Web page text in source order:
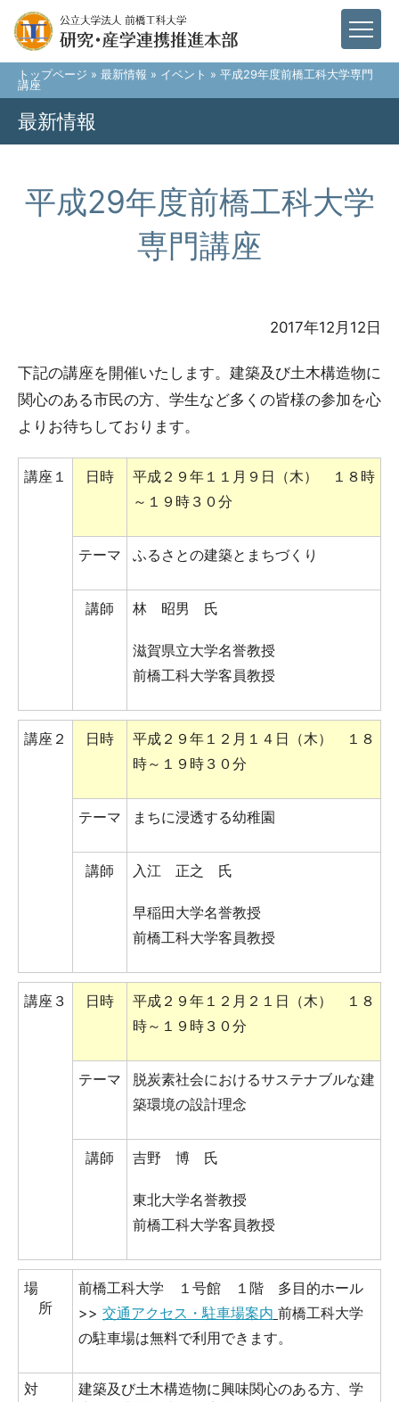
トップページ » 最新情報 » イベント » 平成29年度前橋工科大学専門
講座
最新情報
平成29年度前橋工科大学
専門講座
2017年12月12日
下記の講座を開催いたします。建築及び土木構造物に
関心のある市民の方、学生など多くの皆様の参加を心
よりお待ちしております。
講座１ 日時
平成２９年１１月９日（木） １８時
～１９時３０分
テーマ ふるさとの建築とまちづくり
講師 林 昭男 氏
滋賀県立大学名誉教授
前橋工科大学客員教授
講座２ 日時
平成２９年１２月１４日（木） １８
時～１９時３０分
テーマ まちに浸透する幼稚園
講師 入江 正之 氏
早稲田大学名誉教授
前橋工科大学客員教授
講座３ 日時
平成２９年１２月２１日（木） １８
時～１９時３０分
テーマ
脱炭素社会におけるサステナブルな建
築環境の設計理念
講師 吉野 博 氏
東北大学名誉教授
前橋工科大学客員教授
場
所
前橋工科大学 １号館 １階 多目的ホール
>> 交通アクセス・駐車場案内 前橋工科大学
の駐車場は無料で利用できます。
対
建築及び土木構造物に興味関心のある方、学